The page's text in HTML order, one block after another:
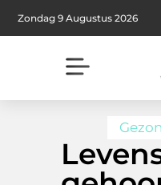
Zondag 9 Augustus 2026